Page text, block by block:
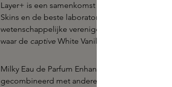
Layer+ is een samenkomst van expertise. Een
Skins en de beste laboratoria ter wereld, die het
wetenschappelijke verenigen. Milky werd
waar de captive White Vanilla het hart vormt
Milky Eau de Parfum Enhancer kan alleen
gecombineerd met andere parfums — ontdek